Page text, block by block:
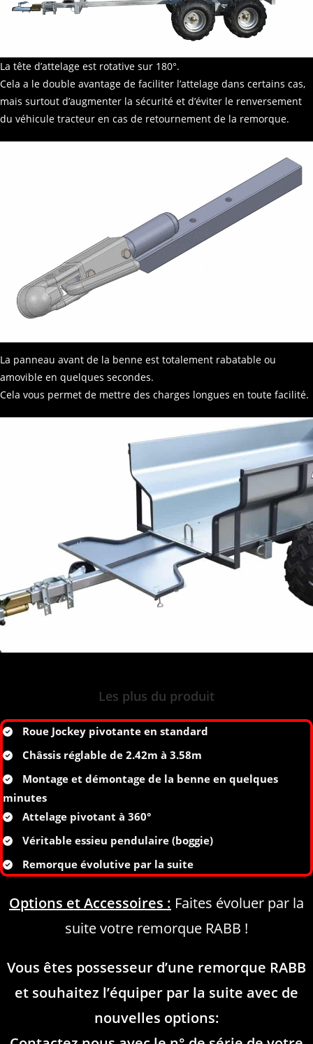
La tête d’attelage est rotative sur 180°.
Cela a le double avantage de faciliter l’attelage dans certains cas,
mais surtout d’augmenter la sécurité et d’éviter le renversement
du véhicule tracteur en cas de retournement de la remorque.
La panneau avant de la benne est totalement rabatable ou
amovible en quelques secondes.
Cela vous permet de mettre des charges longues en toute facilité.
Les plus du produit
Roue Jockey pivotante en standard
Châssis réglable de 2.42m à 3.58m
Montage et démontage de la benne en quelques
minutes
Attelage pivotant à 360°
Véritable essieu pendulaire (boggie)
Remorque évolutive par la suite
Options et Accessoires : Faites évoluer par la
suite votre remorque RABB !
Vous êtes possesseur d’une remorque RABB
et souhaitez l’équiper par la suite avec de
nouvelles options: